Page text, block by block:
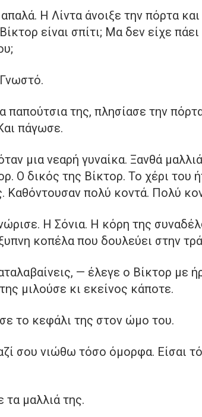
απαλά. Η Λίντα άνοιξε την πόρτα
είναι σπίτι; Μα δεν είχε
παπούτσια της, πλησίασε την
πάγωσε.
μια νεαρή γυναίκα. Ξανθά
Ο δικός της Βίκτορ. Το χέρι του
Καθόντουσαν πολύ κοντά. Πολύ
Η Σόνια. Η κόρη της
κοπέλα που δουλεύει στην
— έλεγε ο Βίκτορ με
μιλούσε κι εκείνος κάποτε.
το κεφάλι της στον ώμο του.
σου νιώθω τόσο όμορφα. Είσαι
τα μαλλιά της.